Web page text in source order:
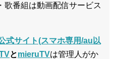
歌番組は動画配信サービス
式サイト(スマホ専用/au以
とmieruTVは管理人がか